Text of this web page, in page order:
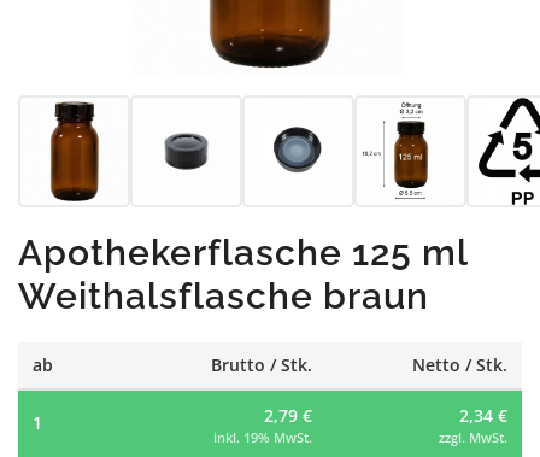
Apothekerflasche 125 ml
Weithalsflasche braun
ab Brutto / Stk. Netto / Stk.
1 2,79 €
inkl. 19% MwSt.
2,34 €
zzgl. MwSt.